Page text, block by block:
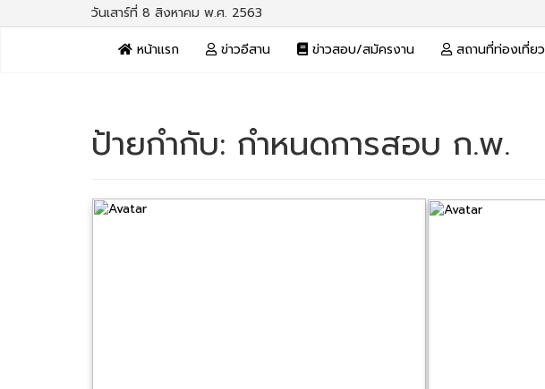
วันเสาร์ที่ 8 สิงหาคม พ.ศ. 2563
หน้าแรก
ข่าวอีสาน ข่าวสอบ/สมัครงาน สถานที่ท่องเที่ยว
ป้ายกำกับ: กำหนดการสอบ ก.พ.